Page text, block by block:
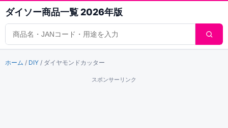
ダイソー商品一覧 2026年版
商品検索
ホーム / DIY / ダイヤモンドカッター
スポンサーリンク